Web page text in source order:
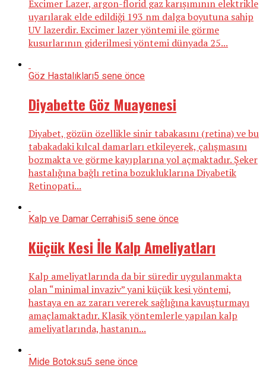
Excimer Lazer, argon-florid gaz karışımının elektrikle
uyarılarak elde edildiği 193 nm dalga boyutuna sahip
UV lazerdir. Excimer lazer yöntemi ile görme
kusurlarının giderilmesi yöntemi dünyada 25...
Göz Hastalıkları5 sene önce
Diyabette Göz Muayenesi
Diyabet, gözün özellikle sinir tabakasını (retina) ve bu
tabakadaki kılcal damarları etkileyerek, çalışmasını
bozmakta ve görme kayıplarına yol açmaktadır. Şeker
hastalığına bağlı retina bozukluklarına Diyabetik
Retinopati...
Kalp ve Damar Cerrahisi5 sene önce
Küçük Kesi İle Kalp Ameliyatları
Kalp ameliyatlarında da bir süredir uygulanmakta
olan “minimal invaziv” yani küçük kesi yöntemi,
hastaya en az zararı vererek sağlığına kavuşturmayı
amaçlamaktadır. Klasik yöntemlerle yapılan kalp
ameliyatlarında, hastanın...
Mide Botoksu5 sene önce